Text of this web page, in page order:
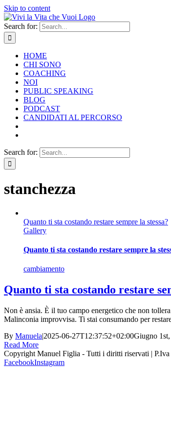
Skip to content
Search for:
HOME
CHI SONO
COACHING
NOI
PUBLIC SPEAKING
BLOG
PODCAST
CANDIDATI AL PERCORSO
Search for:
stanchezza
Quanto ti sta costando restare sempre la stessa?
Gallery
Quanto ti sta costando restare sempre la
cambiamento
Quanto ti sta costando restare
Non è ansia. È il tuo campo energetico che non
Malinconia improvvisa. Ti stai consumando per
By Manuela|2025-06-27T12:37:52+02:00Giugno
Read More
Copyright Manuel Figlia - Tutti i diritti riservati | P.Iva
FacebookInstagram